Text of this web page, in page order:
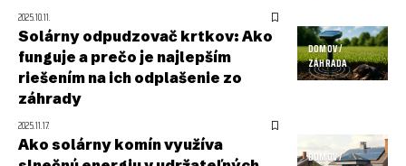
2025.10.11.
DOMOV /
ZÁHRADA
Solárny odpudzovač krtkov: Ako
funguje a prečo je najlepším
riešením na ich odplašenie zo
záhrady
2025.11.17.
DOMOV /
Ako solárny komín využíva